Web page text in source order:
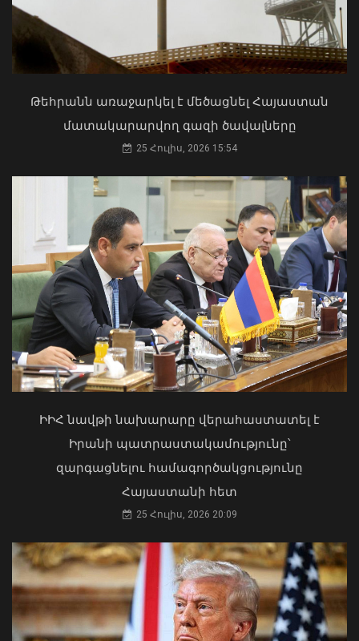
Վթար Լոռու մարզում․ փրկարարները
վարորդին դուրս են բերել
արգելափակումից
Փոփոխություններ են կատարվել
երթուղիներում
06 Օգոստոս, 2026 21:47
Մկրտության արարողությունից հետո
Արտաշատում 14 մարդ թունավորման
ախտանիշներով դիմել է ԲԿ. ՀՎԿԱԿ
02 Օգոստոս, 2026 15:06
Քաղաքացիները, Սևանի
ջրափրկարարներն ու Ճամբարակի
շտապօգնության բժիշկները Սևանա
լճի լողափերից մեկում փրկել են 27-
ամյա տղայի կյանքը
Թեհրանն առաջարկել է մեծացնել Հայաստան
մատակարարվող գազի ծավալները
25 Հուլիս, 2026 15:54
ԻԻՀ նավթի նախարարը վերահաստատել է
Իրանի պատրաստակամությունը՝
զարգացնելու համագործակցությունը
Հայաստանի հետ
25 Հուլիս, 2026 20:09